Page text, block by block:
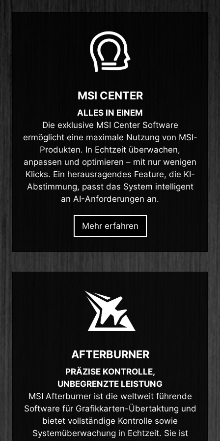
MSI CENTER
ALLES IN EINEM
Die exklusive MSI Center Software
ermöglicht eine maximale Nutzung von MSI-
Produkten. In Echtzeit überwachen,
anpassen und optimieren – mit nur wenigen
Klicks. Ein herausragendes Feature, die KI-
Abstimmung, passt das System intelligent
an AI-Anforderungen an.
Mehr erfahren
AFTERBURNER
PRÄZISE KONTROLLE,
UNBEGRENZTE LEISTUNG
MSI Afterburner ist die weltweit führende
Software für Grafikkarten-Übertaktung und
bietet vollständige Kontrolle sowie
Systemüberwachung in Echtzeit. Sie ist